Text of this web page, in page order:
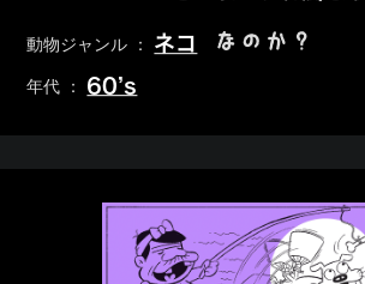
動物ジャンル ： ネコ なのか？
年代 ： 60’s